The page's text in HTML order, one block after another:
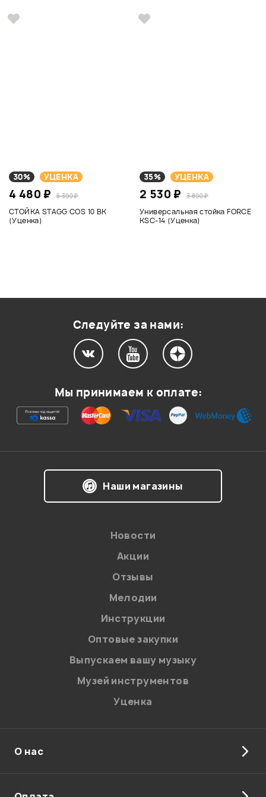
30% УЦЕНКА
4 480 ₽ 6 390 ₽
СТОЙКА STAGG COS 10 BK
(Уценка)
35% УЦЕНКА
2 530 ₽ 3 890 ₽
Универсальная стойка FORCE
KSC-14 (Уценка)
Следуйте за нами:
Мы принимаем к оплате:
Наши магазины
Новости
Акции
Отзывы
Мелодии
Инструкции
Оптовые закупки
Выпускаем вашу музыку
Музей инструментов
Уценка
О нас